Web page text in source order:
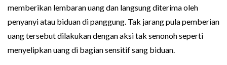
memberikan lembaran uang dan langsung diterima oleh
penyanyi atau biduan di panggung. Tak jarang pula pemberian
uang tersebut dilakukan dengan aksi tak senonoh seperti
menyelipkan uang di bagian sensitif sang biduan.